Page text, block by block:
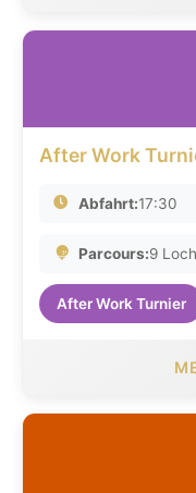
After Work
Abfahrt:17:30
Parcours:9
After Work Turnier